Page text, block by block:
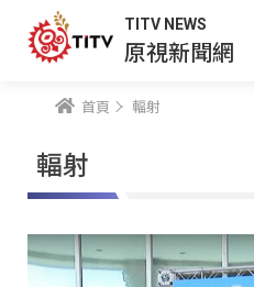
TITV NEWS
原視新聞網
首頁 輻射
輻射